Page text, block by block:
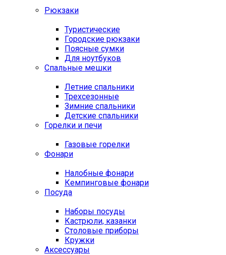
Рюкзаки
Туристические
Городские рюкзаки
Поясные сумки
Для ноутбуков
Спальные мешки
Летние спальники
Трехсезонные
Зимние спальники
Детские спальники
Горелки и печи
Газовые горелки
Фонари
Налобные фонари
Кемпинговые фонари
Посуда
Наборы посуды
Кастрюли, казанки
Столовые приборы
Кружки
Аксессуары